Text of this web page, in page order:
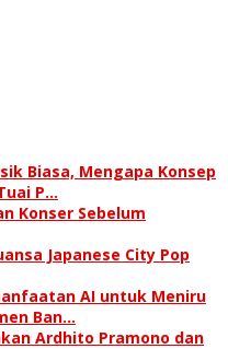
Biasa, Mengapa Konsep
P…
Konser Sebelum
Japanese City Pop
AI untuk Meniru
Ban…
Ardhito Pramono dan